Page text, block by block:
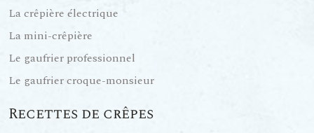
La crêpière électrique
La mini-crêpière
Le gaufrier professionnel
Le gaufrier croque-monsieur
Recettes de crêpes